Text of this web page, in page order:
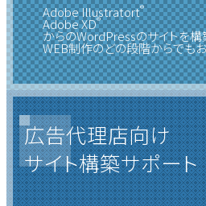
Adobe Illustratort®
Adobe XD®
からのWordPressのサイトを構
WEB制作のどの段階からでもお
広告代理店向け
サイト構築サポート